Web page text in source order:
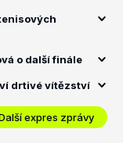
o další finále
drtivé vítězství
expres zprávy